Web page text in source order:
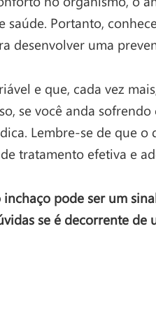
saúde. Portanto,
desenvolver uma
e que, cada vez
se você anda
Lembre-se de que o
tratamento efetiva e
pode ser um
se é decorrente de